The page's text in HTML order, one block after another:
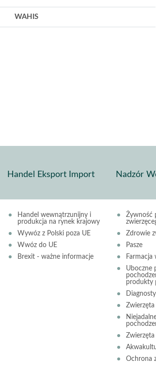
WAHIS
Handel Eksport Import
Handel wewnątrzunijny i
produkcja na rynek krajowy
Wywóz z Polski poza UE
Wwóz do UE
Brexit - ważne informacje
Nadzór
Żywność
Zdrowie
Pasze
Farmacja
Uboczne
produkty
Ochrona